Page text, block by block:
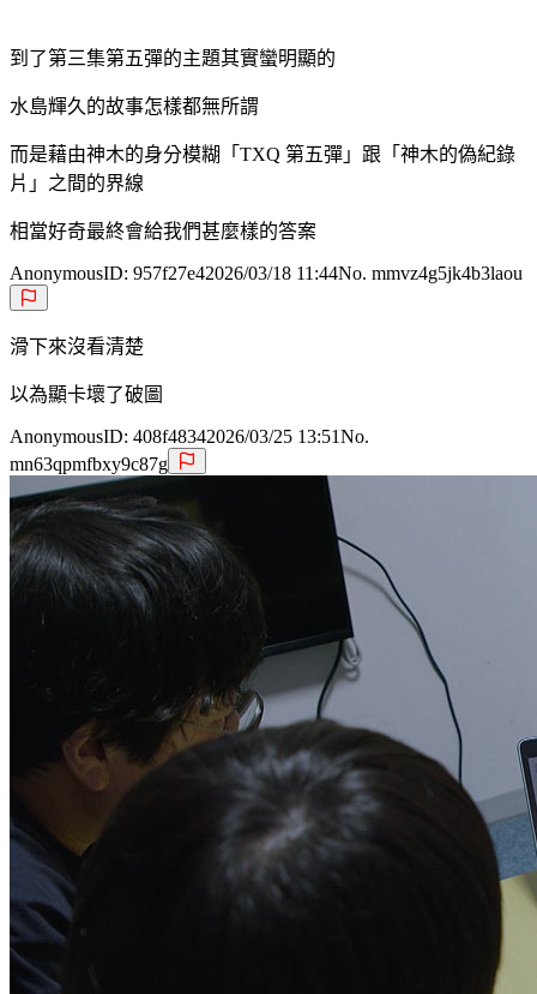
到了第三集第五彈的主題其實蠻明顯的
水島輝久的故事怎樣都無所謂
而是藉由神木的身分模糊「TXQ 第五彈」跟「神木的偽紀錄
片」之間的界線
相當好奇最終會給我們甚麼樣的答案
AnonymousID: 957f27e42026/03/18 11:44No. mmvz4g5jk4b3laou
滑下來沒看清楚
以為顯卡壞了破圖
AnonymousID: 408f48342026/03/25 13:51No.
mn63qpmfbxy9c87g